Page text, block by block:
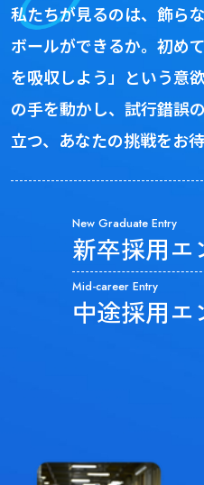
私たちが見るのは、飾ら
ボールができるか。初め
を吸収しよう」という意
の手を動かし、試行錯誤
立つ、あなたの挑戦をお
New Graduate Entry
新卒採用エ
Mid-career Entry
中途採用エ